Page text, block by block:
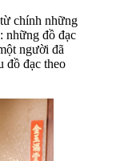
chính những
những đồ đạc
người đã
đồ đạc theo